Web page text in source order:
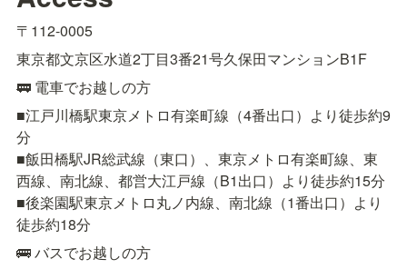
〒112-0005
東京都文京区水道2丁目3番21号久保田マンションB1F
🚃 電車でお越しの方
■江戸川橋駅東京メトロ有楽町線（4番出口）より徒歩約9
分
■飯田橋駅JR総武線（東口）、東京メトロ有楽町線、東
西線、南北線、都営大江戸線（B1出口）より徒歩約15分
■後楽園駅東京メトロ丸ノ内線、南北線（1番出口）より
徒歩約18分
🚌 バスでお越しの方